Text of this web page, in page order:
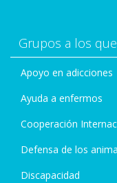
Grupos a los
Apoyo en adicciones
Ayuda a enfermos
Cooperación
Defensa de los
Discapacidad